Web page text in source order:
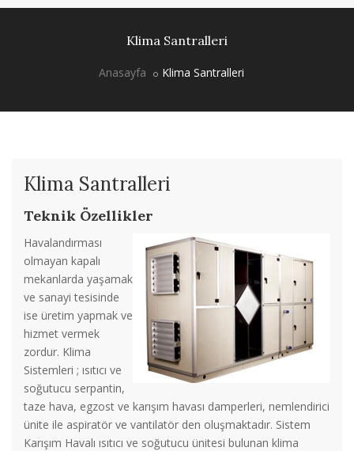
Klima Santralleri
Anasayfa Klima Santralleri
Klima Santralleri
Teknik Özellikler
Havalandırması
olmayan kapalı
mekanlarda yaşamak
ve sanayi tesisinde
ise üretim yapmak ve
hizmet vermek
zordur. Klima
Sistemleri ; ısıtıcı ve
soğutucu serpantin,
taze hava, egzost ve karışım havası damperleri, nemlendirici
ünite ile aspiratör ve vantilatör den oluşmaktadır. Sistem
Karışım Havalı ısıtıcı ve soğutucu ünitesi bulunan klima